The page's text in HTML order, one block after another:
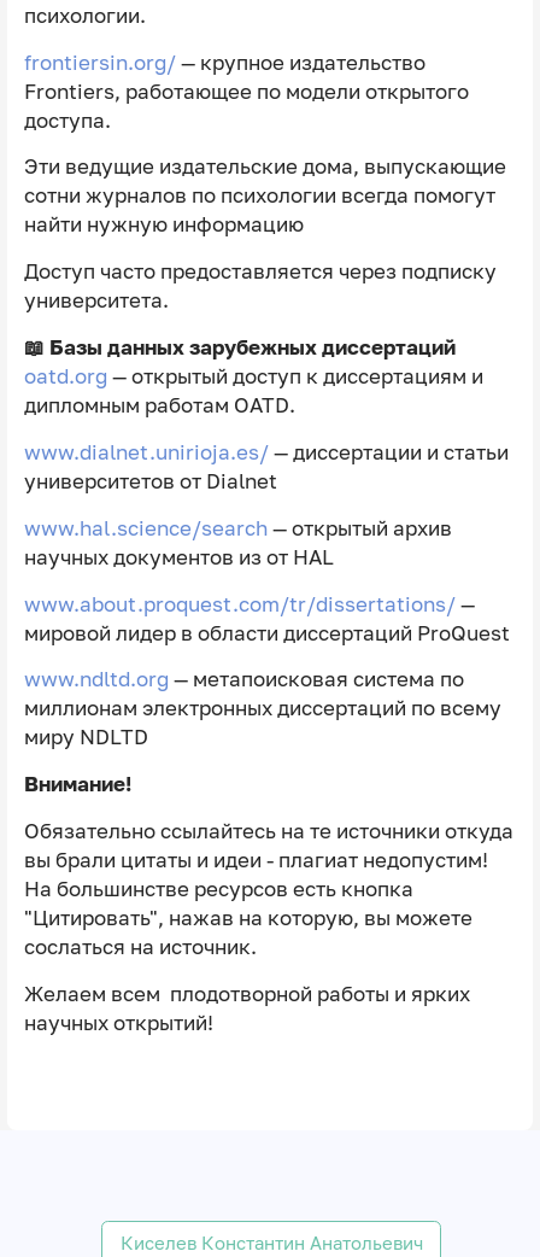
психологии.
frontiersin.org/ — крупное издательство
Frontiers, работающее по модели открытого
доступа.
Эти ведущие издательские дома, выпускающие
сотни журналов по психологии всегда помогут
найти нужную информацию
Доступ часто предоставляется через подписку
университета.
📖 Базы данных зарубежных диссертаций
oatd.org — открытый доступ к диссертациям и
дипломным работам OATD.
www.dialnet.unirioja.es/ — диссертации и статьи
университетов от Dialnet
www.hal.science/search — открытый архив
научных документов из от HAL
www.about.proquest.com/tr/dissertations/ —
мировой лидер в области диссертаций ProQuest
www.ndltd.org — метапоисковая система по
миллионам электронных диссертаций по всему
миру NDLTD
Внимание!
Обязательно ссылайтесь на те источники откуда
вы брали цитаты и идеи - плагиат недопустим!
На большинстве ресурсов есть кнопка
"Цитировать", нажав на которую, вы можете
сослаться на источник.
Желаем всем плодотворной работы и ярких
научных открытий!
Киселев Константин Анатольевич